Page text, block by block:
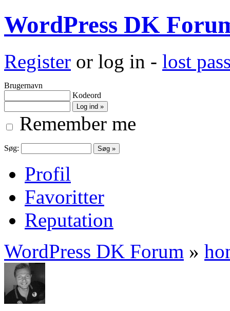
WordPress DK
Register or log in - lost
Brugernavn
Kodeord
Remember me
Søg:
Profil
Favoritter
Reputation
WordPress DK Forum »